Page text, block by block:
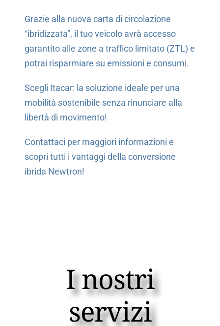
Grazie alla nuova carta di circolazione
“ibridizzata”, il tuo veicolo avrà accesso
garantito alle zone a traffico limitato (ZTL) e
potrai risparmiare su emissioni e consumi.
Scegli Itacar: la soluzione ideale per una
mobilità sostenibile senza rinunciare alla
libertà di movimento!
Contattaci per maggiori informazioni e
scopri tutti i vantaggi della conversione
ibrida Newtron!
I nostri
servizi